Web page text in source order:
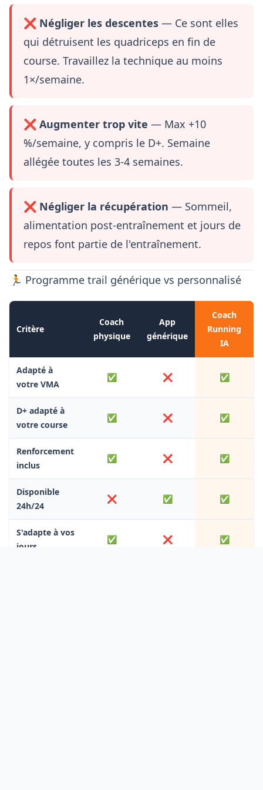
❌ Négliger les descentes — Ce sont elles
qui détruisent les quadriceps en fin de
course. Travaillez la technique au moins
1×/semaine.
❌ Augmenter trop vite — Max +10
%/semaine, y compris le D+. Semaine
allégée toutes les 3-4 semaines.
❌ Négliger la récupération — Sommeil,
alimentation post-entraînement et jours de
repos font partie de l'entraînement.
🏃 Programme trail générique vs personnalisé
Critère
Coach
physique
App
générique
Coach
Running
IA
Adapté à
votre VMA
✅ ❌ ✅
D+ adapté à
votre course
✅ ❌ ✅
Renforcement
inclus
✅ ❌ ✅
Disponible
24h/24
❌ ✅ ✅
S'adapte à vos
jours
✅ ❌ ✅